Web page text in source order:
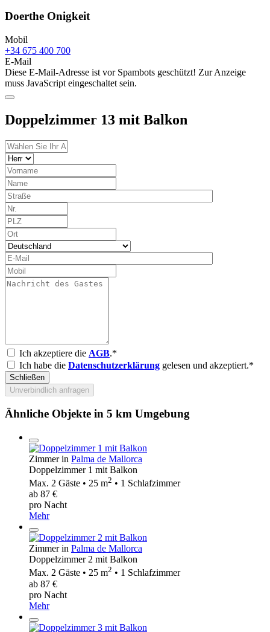
Doerthe Onigkeit
Mobil
+34 675 400 700
E-Mail
Diese E-Mail-Adresse ist vor Spambots geschützt! Zur Anzeige
muss JavaScript eingeschaltet sein.
Doppelzimmer 13 mit Balkon
Ich akzeptiere die AGB.*
Ich habe die Datenschutzerklärung gelesen und akzeptiert.*
Schließen
Unverbindlich anfragen
Ähnliche Objekte in 5 km Umgebung
Zimmer in Palma de Mallorca
Doppelzimmer 1 mit Balkon
Max. 2 Gäste • 25 m2 • 1 Schlafzimmer
ab 87 €
pro Nacht
Mehr
Zimmer in Palma de Mallorca
Doppelzimmer 2 mit Balkon
Max. 2 Gäste • 25 m2 • 1 Schlafzimmer
ab 87 €
pro Nacht
Mehr